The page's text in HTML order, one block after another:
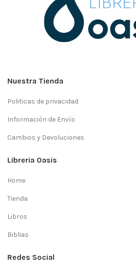
Nuestra Tienda
Politicas de privacidad
Información de Envío
Cambios y Devoluciones
Libreria Oasis
Home
Tienda
Libros
Biblias
Redes Social